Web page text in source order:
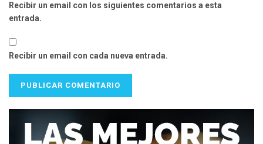
Recibir un email con los siguientes comentarios a esta
entrada.
Recibir un email con cada nueva entrada.